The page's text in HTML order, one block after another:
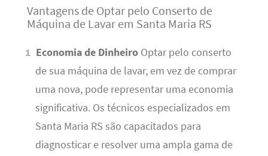
Vantagens de Optar pelo Conserto de
Máquina de Lavar em Santa Maria RS
Economia de Dinheiro Optar pelo conserto
de sua máquina de lavar, em vez de comprar
uma nova, pode representar uma economia
significativa. Os técnicos especializados em
Santa Maria RS são capacitados para
diagnosticar e resolver uma ampla gama de